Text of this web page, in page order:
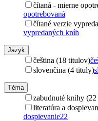
čítaná - mierne
opotrebovaná
čítané verzie
vypredaných kníh
Jazyk
čeština (18 titulov)
slovenčina (4 tituly)
Téma
zabudnuté knihy
literatúra a
dospievanie22